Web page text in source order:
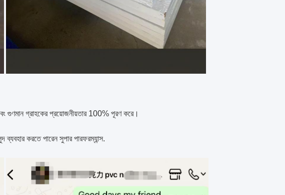
গুণমান গ্রাহকের প্রয়োজনীয়তার 100% পূরণ করে।
করতে পারেন সুপার পারফরম্যান্স.